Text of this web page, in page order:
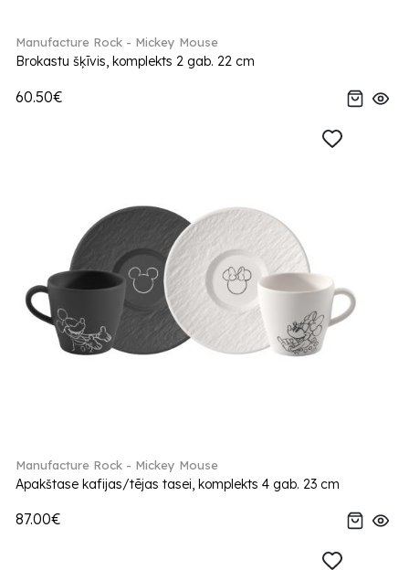
Manufacture Rock - Mickey Mouse
Brokastu šķīvis, komplekts 2 gab. 22 cm
60.50€
Manufacture Rock - Mickey Mouse
Apakštase kafijas/tējas tasei, komplekts 4 gab. 23 cm
87.00€